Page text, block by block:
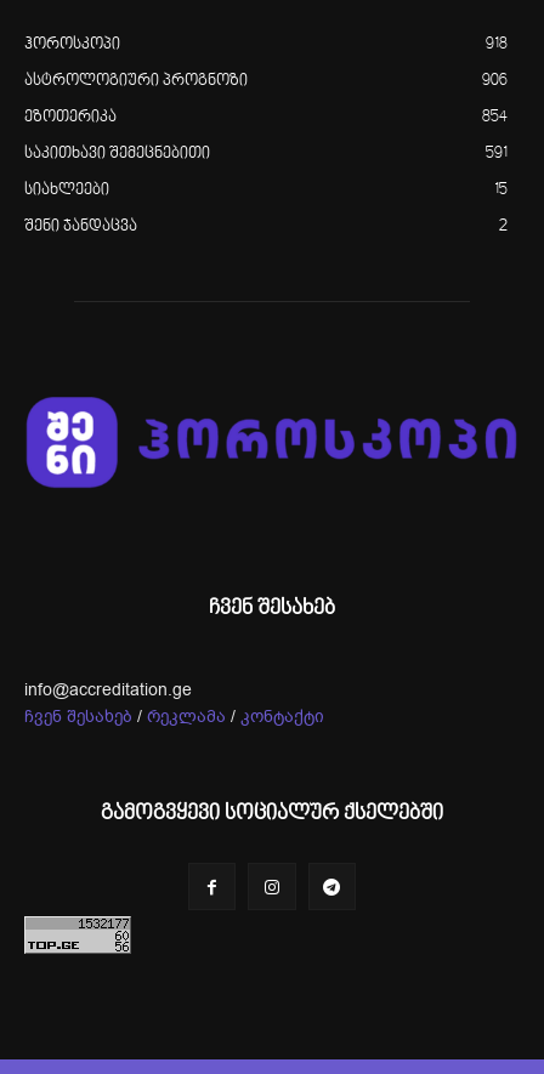
ჰოროსკოპი 918
ასტროლოგიური პროგნოზი 906
ეზოთერიკა 854
საკითხავი შემეცნებითი 591
სიახლეები 15
შენი ჯანდაცვა 2
ჩვენ შესახებ
info@accreditation.ge
ჩვენ შესახებ / რეკლამა / კონტაქტი
გამოგვყევი სოციალურ ქსელებში